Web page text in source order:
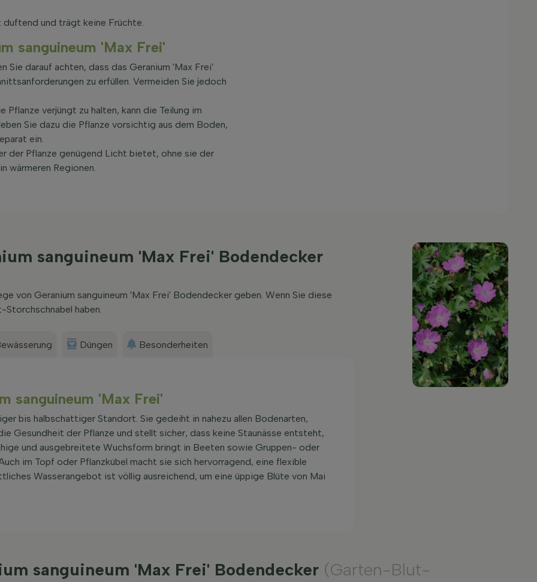
und trägt keine Früchte.
sanguineum 'Max Frei'
darauf achten, dass das Geranium 'Max Frei'
zu erfüllen. Vermeiden Sie jedoch
verjüngt zu halten, kann die Teilung im
Sie dazu die Pflanze vorsichtig aus dem Boden,
ein.
der Pflanze genügend Licht bietet, ohne sie der
wärmeren Regionen.
sanguineum 'Max Frei' Bodendecker
von Geranium sanguineum 'Max Frei' Bodendecker geben. Wenn Sie diese
haben.
Düngen Besonderheiten
sanguineum 'Max Frei'
bis halbschattiger Standort. Sie gedeiht in nahezu allen Bodenarten,
Gesundheit der Pflanze und stellt sicher, dass keine Staunässe entsteht,
und ausgebreitete Wuchsform bringt in Beeten sowie Gruppen- oder
im Topf oder Pflanzkübel macht sie sich hervorragend, eine flexible
Wasserangebot ist völlig ausreichend, um eine üppige Blüte von Mai
sanguineum 'Max Frei' Bodendecker (Garten-Blut-